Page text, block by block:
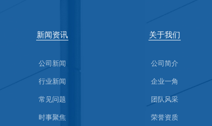
新闻资讯
公司新闻
行业新闻
常见问题
时事聚焦
关于我们
公司简介
企业一角
团队风采
荣誉资质